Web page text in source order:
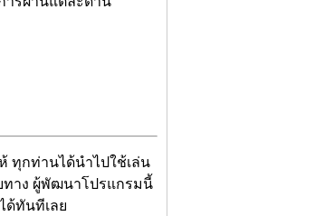
ห้ ทุกท่านได้นำไปใช้เล่น
ทาง ผู้พัฒนาโปรแกรมนี้
ด้ทันทีเลย